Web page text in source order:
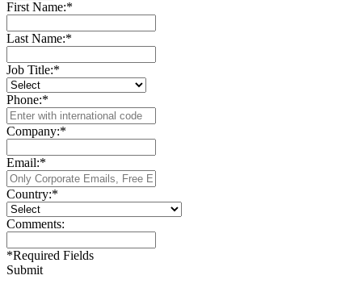
First Name:*
Last Name:*
Job Title:*
Phone:*
Company:*
Email:*
Country:*
Comments:
*Required Fields
Submit